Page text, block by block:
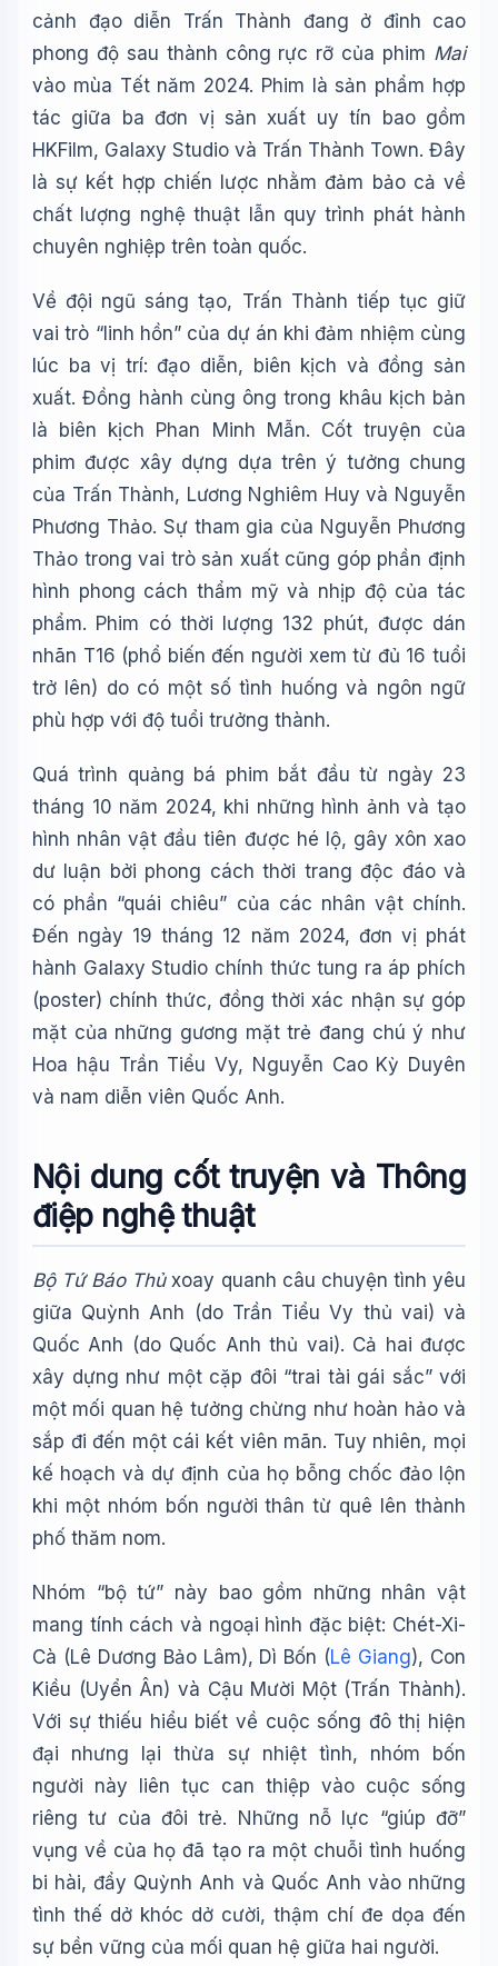
cảnh đạo diễn Trấn Thành đang ở đỉnh cao
phong độ sau thành công rực rỡ của phim Mai
vào mùa Tết năm 2024. Phim là sản phẩm hợp
tác giữa ba đơn vị sản xuất uy tín bao gồm
HKFilm, Galaxy Studio và Trấn Thành Town. Đây
là sự kết hợp chiến lược nhằm đảm bảo cả về
chất lượng nghệ thuật lẫn quy trình phát hành
chuyên nghiệp trên toàn quốc.
Về đội ngũ sáng tạo, Trấn Thành tiếp tục giữ
vai trò “linh hồn” của dự án khi đảm nhiệm cùng
lúc ba vị trí: đạo diễn, biên kịch và đồng sản
xuất. Đồng hành cùng ông trong khâu kịch bản
là biên kịch Phan Minh Mẫn. Cốt truyện của
phim được xây dựng dựa trên ý tưởng chung
của Trấn Thành, Lương Nghiêm Huy và Nguyễn
Phương Thảo. Sự tham gia của Nguyễn Phương
Thảo trong vai trò sản xuất cũng góp phần định
hình phong cách thẩm mỹ và nhịp độ của tác
phẩm. Phim có thời lượng 132 phút, được dán
nhãn T16 (phổ biến đến người xem từ đủ 16 tuổi
trở lên) do có một số tình huống và ngôn ngữ
phù hợp với độ tuổi trưởng thành.
Quá trình quảng bá phim bắt đầu từ ngày 23
tháng 10 năm 2024, khi những hình ảnh và tạo
hình nhân vật đầu tiên được hé lộ, gây xôn xao
dư luận bởi phong cách thời trang độc đáo và
có phần “quái chiêu” của các nhân vật chính.
Đến ngày 19 tháng 12 năm 2024, đơn vị phát
hành Galaxy Studio chính thức tung ra áp phích
(poster) chính thức, đồng thời xác nhận sự góp
mặt của những gương mặt trẻ đang chú ý như
Hoa hậu Trần Tiểu Vy, Nguyễn Cao Kỳ Duyên
và nam diễn viên Quốc Anh.
Nội dung cốt truyện và Thông
điệp nghệ thuật
Bộ Tứ Báo Thủxoay quanh câu chuyện tình yêu
giữa Quỳnh Anh (do Trần Tiểu Vy thủ vai) và
Quốc Anh (do Quốc Anh thủ vai). Cả hai được
xây dựng như một cặp đôi “trai tài gái sắc” với
một mối quan hệ tưởng chừng như hoàn hảo và
sắp đi đến một cái kết viên mãn. Tuy nhiên, mọi
kế hoạch và dự định của họ bỗng chốc đảo lộn
khi một nhóm bốn người thân từ quê lên thành
phố thăm nom.
Nhóm “bộ tứ” này bao gồm những nhân vật
mang tính cách và ngoại hình đặc biệt: Chét-Xi-
Cà (Lê Dương Bảo Lâm), Dì Bốn (Lê Giang), Con
Kiều (Uyển Ân) và Cậu Mười Một (Trấn Thành).
Với sự thiếu hiểu biết về cuộc sống đô thị hiện
đại nhưng lại thừa sự nhiệt tình, nhóm bốn
người này liên tục can thiệp vào cuộc sống
riêng tư của đôi trẻ. Những nỗ lực “giúp đỡ”
vụng về của họ đã tạo ra một chuỗi tình huống
bi hài, đẩy Quỳnh Anh và Quốc Anh vào những
tình thế dở khóc dở cười, thậm chí đe dọa đến
sự bền vững của mối quan hệ giữa hai người.